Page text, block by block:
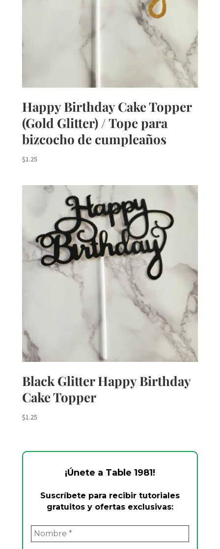
Happy Birthday Cake Topper
(Gold Glitter) / Tope para
bizcocho de cumpleaños
$1.25
Black Glitter Happy Birthday
Cake Topper
$1.25
¡Únete a Table 1981!
Suscríbete para recibir tutoriales
gratuitos y ofertas exclusivas: